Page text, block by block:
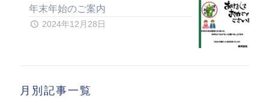
年末年始のご案内
2024年12月28日
月別記事一覧